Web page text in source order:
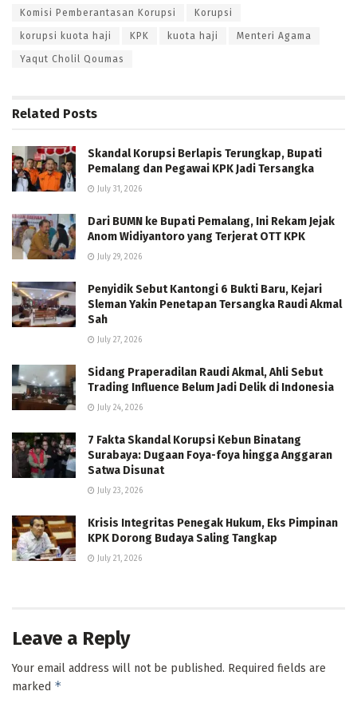
Komisi Pemberantasan Korupsi Korupsi
korupsi kuota haji KPK kuota haji Menteri Agama
Yaqut Cholil Qoumas
Related Posts
Skandal Korupsi Berlapis Terungkap, Bupati
Pemalang dan Pegawai KPK Jadi Tersangka
July 31, 2026
Dari BUMN ke Bupati Pemalang, Ini Rekam Jejak
Anom Widiyantoro yang Terjerat OTT KPK
July 29, 2026
Penyidik Sebut Kantongi 6 Bukti Baru, Kejari
Sleman Yakin Penetapan Tersangka Raudi Akmal
Sah
July 27, 2026
Sidang Praperadilan Raudi Akmal, Ahli Sebut
Trading Influence Belum Jadi Delik di Indonesia
July 24, 2026
7 Fakta Skandal Korupsi Kebun Binatang
Surabaya: Dugaan Foya-foya hingga Anggaran
Satwa Disunat
July 23, 2026
Krisis Integritas Penegak Hukum, Eks Pimpinan
KPK Dorong Budaya Saling Tangkap
July 21, 2026
Leave a Reply
Your email address will not be published. Required fields are
marked *